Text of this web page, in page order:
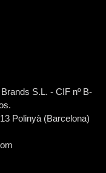
S.L. - CIF nº B-
Polinyà (Barcelona)